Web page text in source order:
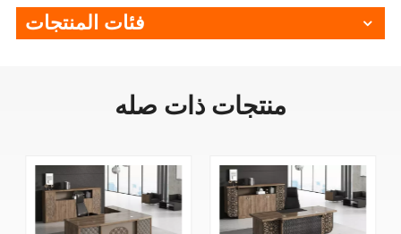
فئات المنتجات
منتجات ذات صله